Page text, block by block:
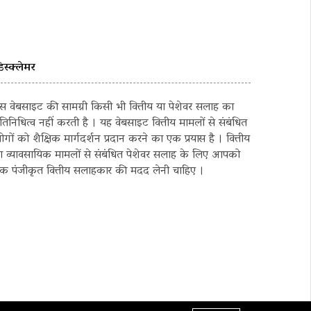
वेबसाइट की सामग्री किसी भी वित्तीय या पेशेवर सलाह का
नहीं करती है । यह वेबसाइट वित्तीय मामलों से संबंधित
को शैक्षिक मार्गदर्शन प्रदान करने का एक प्रयास है । वित्तीय
व्यावसायिक मामलों से संबंधित पेशेवर सलाह के लिए आपको
पंजीकृत वित्तीय सलाहकार की मदद लेनी चाहिए ।